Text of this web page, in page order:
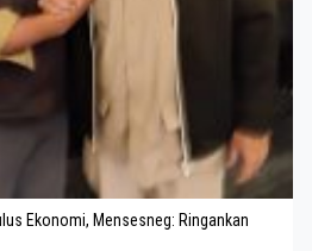
Ekonomi, Mensesneg: Ringankan